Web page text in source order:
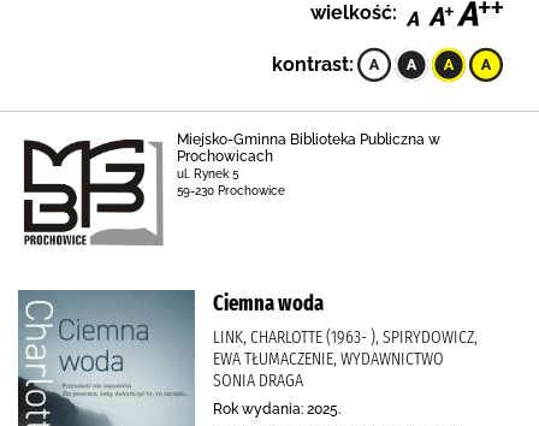
wielkość:
kontrast:
Miejsko-Gminna Biblioteka Publiczna w
Prochowicach
ul. Rynek 5
59-230 Prochowice
Ciemna woda
LINK, CHARLOTTE (1963- ), SPIRYDOWICZ,
EWA TŁUMACZENIE, WYDAWNICTWO
SONIA DRAGA
Rok wydania: 2025.